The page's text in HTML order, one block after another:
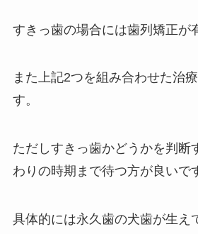
すきっ歯の場合には歯列矯正が
また上記2つを組み合わせた治
す。
ただしすきっ歯かどうかを判断
わりの時期まで待つ方が良いで
具体的には永久歯の犬歯が生え